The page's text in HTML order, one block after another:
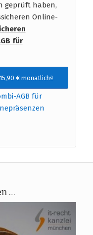
geprüft haben,
Online-
für
€ monatlichª
AGB für
…